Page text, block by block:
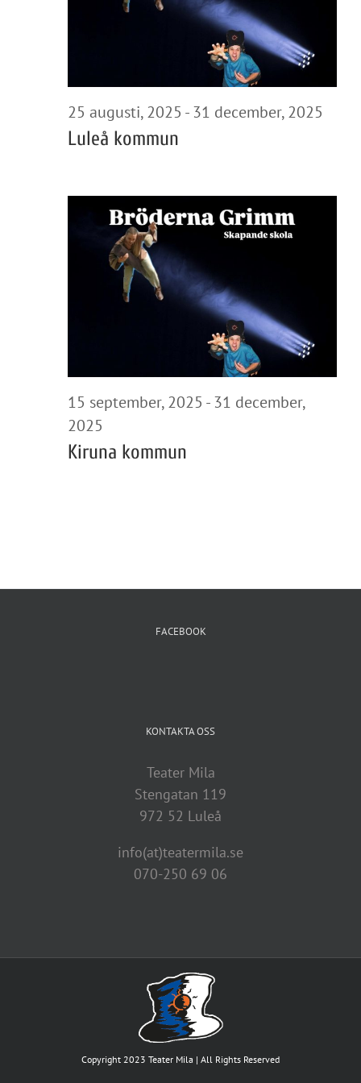
Luleå kommun
25 augusti, 2025 - 31 december, 2025
Kiruna kommun
15 september, 2025 - 31 december,
2025
FACEBOOK
KONTAKTA OSS
Teater Mila
Stengatan 119
972 52 Luleå
info(at)teatermila.se
070-250 69 06
Copyright 2023 Teater Mila | All Rights Reserved